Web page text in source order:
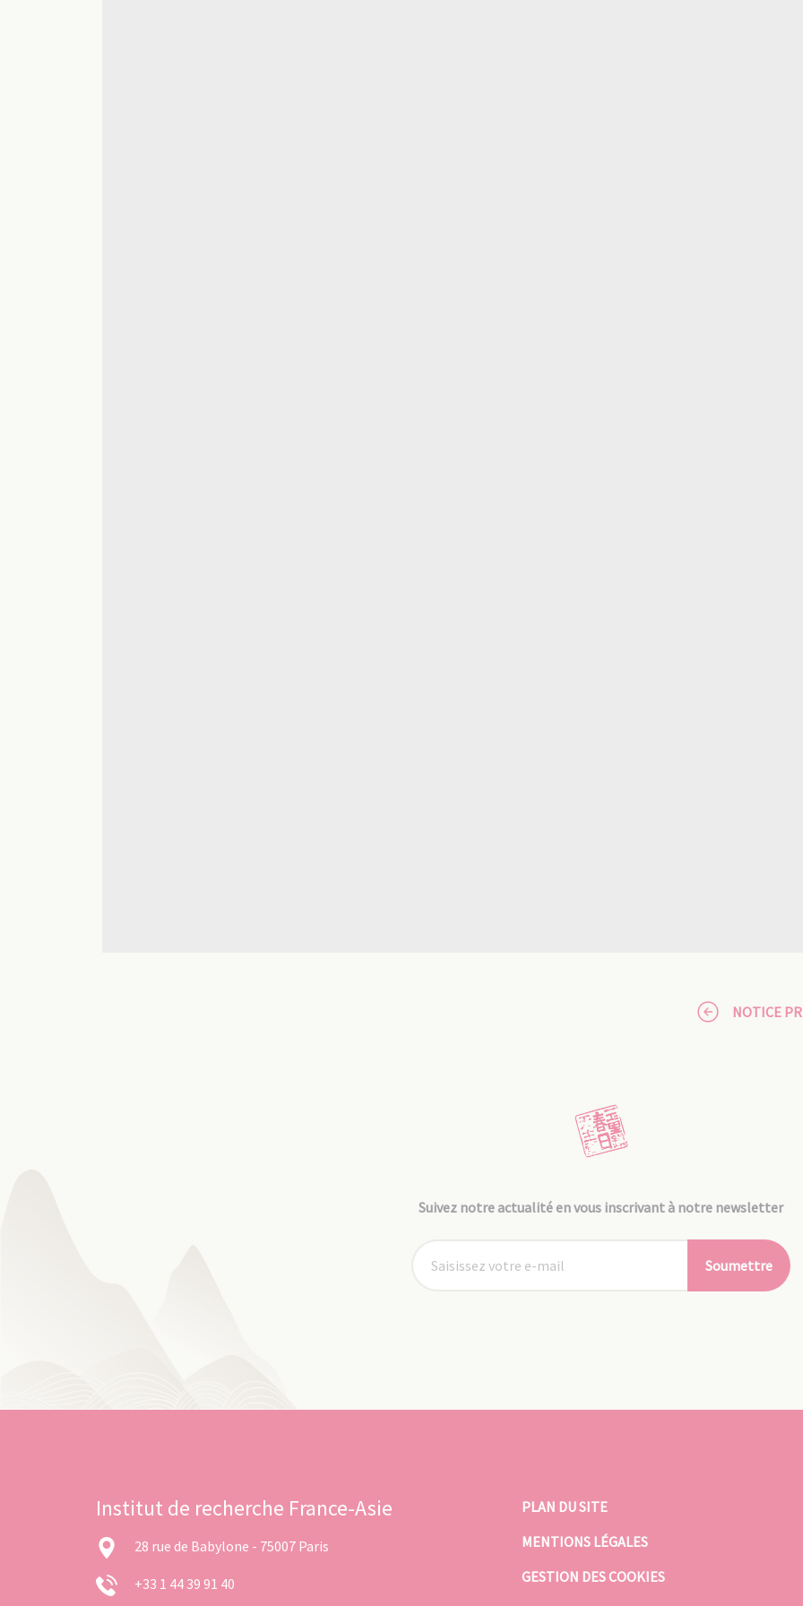
NOTICE
Suivez notre actualité en vous inscrivant à notre newsletter
Soumettre
Institut de recherche France-Asie
28 rue de Babylone - 75007 Paris
+33 1 44 39 91 40
PLAN DU SITE
MENTIONS LÉGALES
GESTION DES COOKIES